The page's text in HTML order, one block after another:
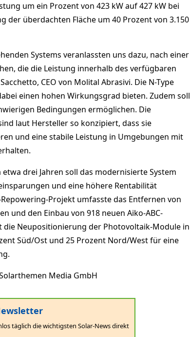
um ein Prozent von 423 kW auf 427 kW bei
der überdachten Fläche um 40 Prozent von 3.150
Systems veranlassten uns dazu, nach einer
die die Leistung innerhalb des verfügbaren
CEO von Molital Abrasivi. Die N-Type
einen hohen Wirkungsgrad bieten. Zudem soll
Bedingungen ermöglichen. Die
laut Hersteller so konzipiert, dass sie
und eine stabile Leistung in Umgebungen mit
drei Jahren soll das modernisierte System
und eine höhere Rentabilität
Projekt umfasste das Entfernen von
und den Einbau von 918 neuen Aiko-ABC-
Neupositionierung der Photovoltaik-Module in
Süd/Ost und 25 Prozent Nord/West für eine
Media GmbH
täglich die wichtigsten Solar-News direkt